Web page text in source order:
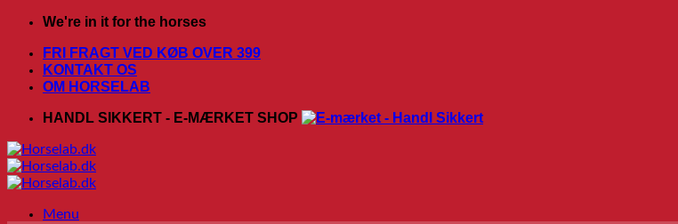
Fortsæt
indhold
We're in it for the horses
FRI FRAGT VED KØB OVER 399
KONTAKT OS
OM HORSELAB
HANDL SIKKERT - E-MÆRKET SHOP
Menu